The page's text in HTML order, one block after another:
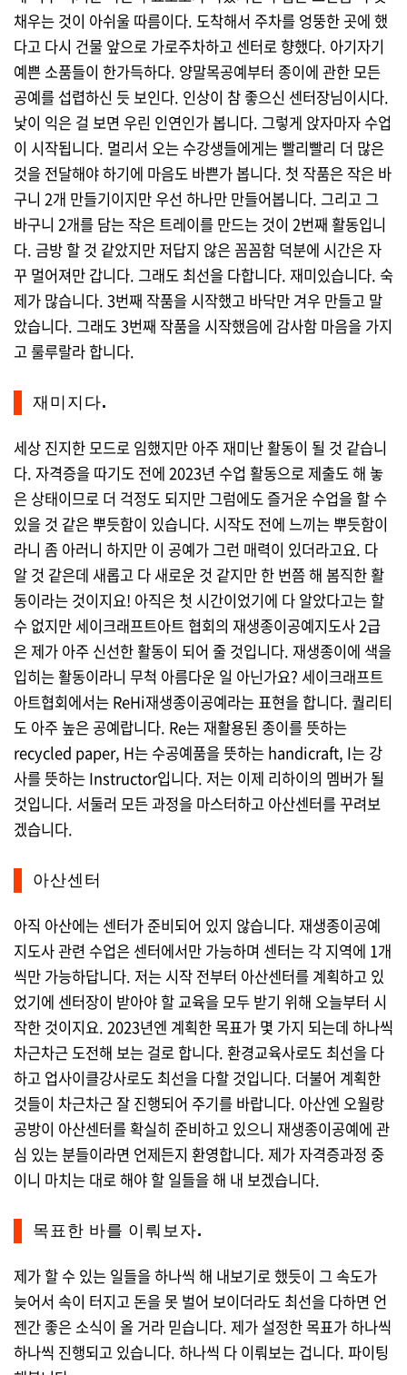
채우는 것이 아쉬울 따름이다. 도착해서 주차를 엉뚱한 곳에 했
다고 다시 건물 앞으로 가로주차하고 센터로 향했다. 아기자기
예쁜 소품들이 한가득하다. 양말목공예부터 종이에 관한 모든
공예를 섭렵하신 듯 보인다. 인상이 참 좋으신 센터장님이시다.
낯이 익은 걸 보면 우린 인연인가 봅니다. 그렇게 앉자마자 수업
이 시작됩니다. 멀리서 오는 수강생들에게는 빨리빨리 더 많은
것을 전달해야 하기에 마음도 바쁜가 봅니다. 첫 작품은 작은 바
구니 2개 만들기이지만 우선 하나만 만들어봅니다. 그리고 그
바구니 2개를 담는 작은 트레이를 만드는 것이 2번째 활동입니
다. 금방 할 것 같았지만 저답지 않은 꼼꼼함 덕분에 시간은 자
꾸 멀어져만 갑니다. 그래도 최선을 다합니다. 재미있습니다. 숙
제가 많습니다. 3번째 작품을 시작했고 바닥만 겨우 만들고 말
았습니다. 그래도 3번째 작품을 시작했음에 감사함 마음을 가지
고 룰루랄라 합니다.
재미지다.
세상 진지한 모드로 임했지만 아주 재미난 활동이 될 것 같습니
다. 자격증을 따기도 전에 2023년 수업 활동으로 제출도 해 놓
은 상태이므로 더 걱정도 되지만 그럼에도 즐거운 수업을 할 수
있을 것 같은 뿌듯함이 있습니다. 시작도 전에 느끼는 뿌듯함이
라니 좀 아러니 하지만 이 공예가 그런 매력이 있더라고요. 다
알 것 같은데 새롭고 다 새로운 것 같지만 한 번쯤 해 봄직한 활
동이라는 것이지요! 아직은 첫 시간이었기에 다 알았다고는 할
수 없지만 세이크래프트아트 협회의 재생종이공예지도사 2급
은 제가 아주 신선한 활동이 되어 줄 것입니다. 재생종이에 색을
입히는 활동이라니 무척 아름다운 일 아닌가요? 세이크래프트
아트협회에서는 ReHi재생종이공예라는 표현을 합니다. 퀄리티
도 아주 높은 공예랍니다. Re는 재활용된 종이를 뜻하는
recycled paper, H는 수공예품을 뜻하는 handicraft, I는 강
사를 뜻하는 Instructor입니다. 저는 이제 리하이의 멤버가 될
것입니다. 서둘러 모든 과정을 마스터하고 아산센터를 꾸려보
겠습니다.
아산센터
아직 아산에는 센터가 준비되어 있지 않습니다. 재생종이공예
지도사 관련 수업은 센터에서만 가능하며 센터는 각 지역에 1개
씩만 가능하답니다. 저는 시작 전부터 아산센터를 계획하고 있
었기에 센터장이 받아야 할 교육을 모두 받기 위해 오늘부터 시
작한 것이지요. 2023년엔 계획한 목표가 몇 가지 되는데 하나씩
차근차근 도전해 보는 걸로 합니다. 환경교육사로도 최선을 다
하고 업사이클강사로도 최선을 다할 것입니다. 더불어 계획한
것들이 차근차근 잘 진행되어 주기를 바랍니다. 아산엔 오월랑
공방이 아산센터를 확실히 준비하고 있으니 재생종이공예에 관
심 있는 분들이라면 언제든지 환영합니다. 제가 자격증과정 중
이니 마치는 대로 해야 할 일들을 해 내 보겠습니다.
목표한 바를 이뤄보자.
제가 할 수 있는 일들을 하나씩 해 내보기로 했듯이 그 속도가
늦어서 속이 터지고 돈을 못 벌어 보이더라도 최선을 다하면 언
젠간 좋은 소식이 올 거라 믿습니다. 제가 설정한 목표가 하나씩
하나씩 진행되고 있습니다. 하나씩 다 이뤄보는 겁니다. 파이팅